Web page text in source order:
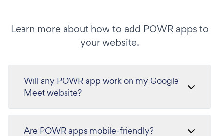
Learn more about how to add POWR apps to
your website.
Will any POWR app work on my Google
Meet website?
Are POWR apps mobile-friendly?